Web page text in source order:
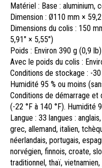
Matériel : Base : aluminium,
Dimension : Ø110 mm ×
Dimensions du colis : 150
5,91″ × 5,55″)
Poids : Environ 390 g (0,9 lb)
Avec le poids du colis :
Conditions de stockage : -30
Humidité 95 % ou moins
Conditions de démarrage et
(-22 °F à 140 °F). Humidité
Langue : 33 langues :
grec, allemand, italien,
néerlandais, portugais,
norvégien, finnois, croate,
traditionnel, thaï,